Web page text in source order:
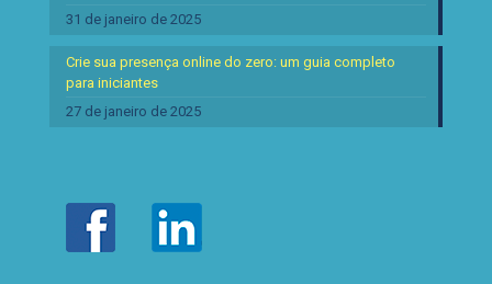
31 de janeiro de 2025
Crie sua presença online do zero: um guia completo
para iniciantes
27 de janeiro de 2025